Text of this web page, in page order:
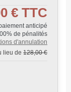
€ TTC
anticipé
de pénalités
d'annulation
lieu de 128,00 €